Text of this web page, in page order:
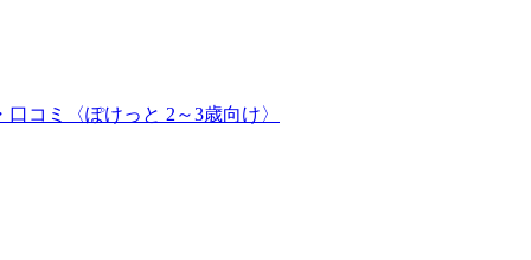
コミ〈ぽけっと 2～3歳向け〉